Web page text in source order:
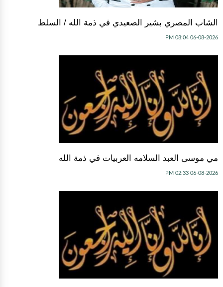
الشاب المصري بشير الصعيدي في ذمة الله / السلط
06-08-2026 08:04 PM
مي موسى العبد السلامه العربيات في ذمة الله
06-08-2026 02:33 PM